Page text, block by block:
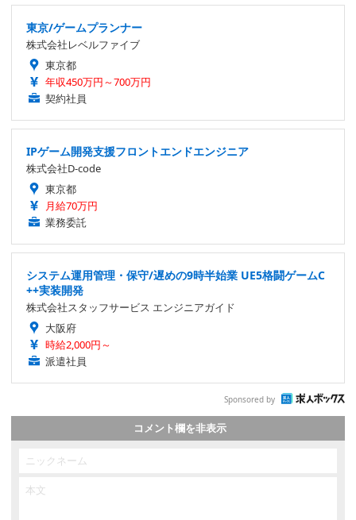
東京/ゲームプランナー
株式会社レベルファイブ
東京都
年収450万円～700万円
契約社員
IPゲーム開発支援フロントエンドエンジニア
株式会社D-code
東京都
月給70万円
業務委託
システム運用管理・保守/遅めの9時半始業 UE5格闘ゲームC
++実装開発
株式会社スタッフサービス エンジニアガイド
大阪府
時給2,000円～
派遣社員
Sponsored by
コメント欄を非表示